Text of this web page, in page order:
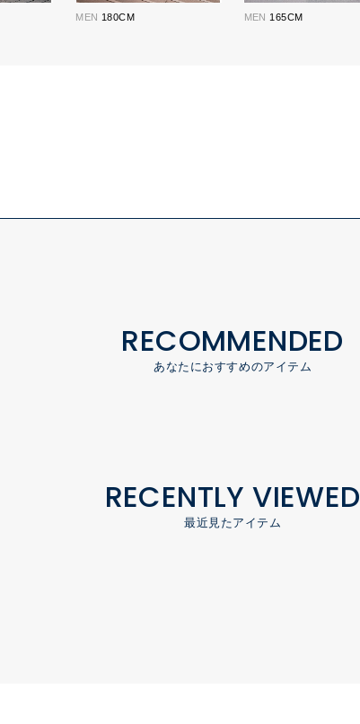
MEN 180CM MEN 165CM
RECOMMENDED
あなたにおすすめのアイテム
RECENTLY VIEWED
最近見たアイテム